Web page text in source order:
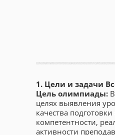
1. Цели и задачи
Цель олимпиады:
целях выявления
качества
компетентности,
активности